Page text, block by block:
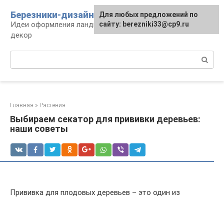
контенту
Березники-дизайн
Идеи оформления ландшафта, сооружения и
декор
Главная » Растения
Выбираем секатор для прививки деревьев:
наши советы
Прививка для плодовых деревьев – это один из
Для любых предложений по
сайту: berezniki33@cp9.ru